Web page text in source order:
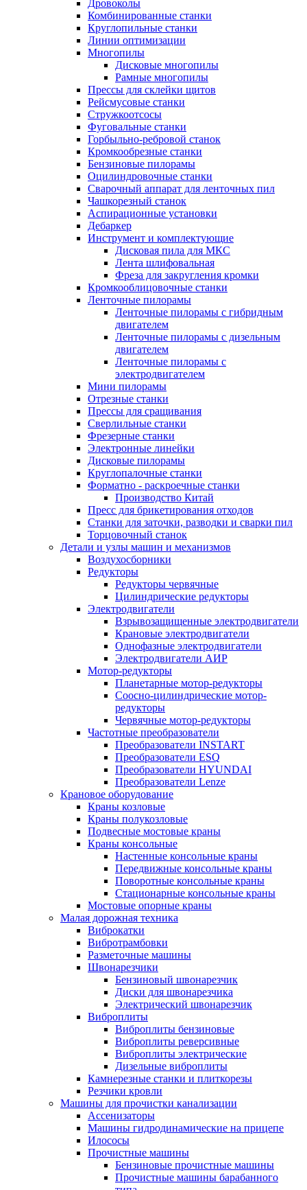
Дровоколы
Комбинированные станки
Круглопильные станки
Линии оптимизации
Многопилы
Дисковые многопилы
Рамные многопилы
Прессы для склейки щитов
Рейсмусовые станки
Стружкоотсосы
Фуговальные станки
Горбыльно-ребровой станок
Кромкообрезные станки
Бензиновые пилорамы
Оцилиндровочные станки
Сварочный аппарат для ленточных пил
Чашкорезный станок
Аспирационные установки
Дебаркер
Инструмент и комплектующие
Дисковая пила для МКС
Лента шлифовальная
Фреза для закругления кромки
Кромкооблицовочные станки
Ленточные пилорамы
Ленточные пилорамы с гибридным
двигателем
Ленточные пилорамы с дизельным
двигателем
Ленточные пилорамы с
электродвигателем
Мини пилорамы
Отрезные станки
Прессы для сращивания
Сверлильные станки
Фрезерные станки
Электронные линейки
Дисковые пилорамы
Круглопалочные станки
Форматно - раскроечные станки
Производство Китай
Пресс для брикетирования отходов
Станки для заточки, разводки и сварки пил
Торцовочный станок
Детали и узлы машин и механизмов
Воздухосборники
Редукторы
Редукторы червячные
Цилиндрические редукторы
Электродвигатели
Взрывозащищенные электродвигатели
Крановые электродвигатели
Однофазные электродвигатели
Электродвигатели АИР
Мотор-редукторы
Планетарные мотор-редукторы
Соосно-цилиндрические мотор-
редукторы
Червячные мотор-редукторы
Частотные преобразователи
Преобразователи INSTART
Преобразователи ESQ
Преобразователи HYUNDAI
Преобразователи Lenze
Крановое оборудование
Краны козловые
Краны полукозловые
Подвесные мостовые краны
Краны консольные
Настенные консольные краны
Передвижные консольные краны
Поворотные консольные краны
Стационарные консольные краны
Мостовые опорные краны
Малая дорожная техника
Виброкатки
Вибротрамбовки
Разметочные машины
Швонарезчики
Бензиновый швонарезчик
Диски для швонарезчика
Электрический швонарезчик
Виброплиты
Виброплиты бензиновые
Виброплиты реверсивные
Виброплиты электрические
Дизельные виброплиты
Камнерезные станки и плиткорезы
Резчики кровли
Машины для прочистки канализации
Ассенизаторы
Машины гидродинамические на прицепе
Илососы
Прочистные машины
Бензиновые прочистные машины
Прочистные машины барабанного